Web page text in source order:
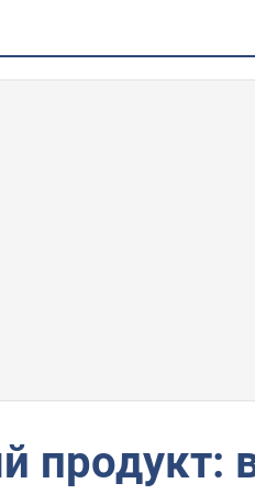
продукт: